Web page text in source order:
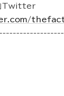
Twitter